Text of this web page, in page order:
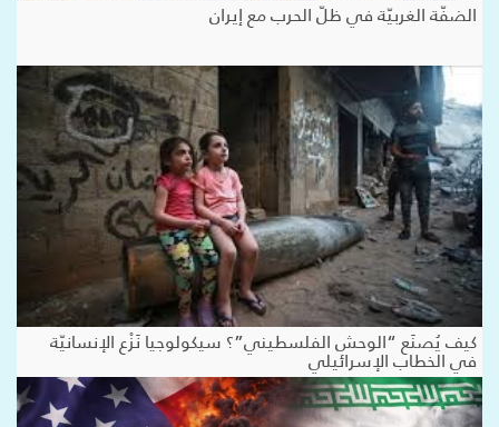
الضفّة الغربيّة في ظلّ الحرب مع إيران
كيف يُصنَع “الوحش الفلسطيني”؟ سيكولوجيا نَزْع الإنسانيّة
في الخطاب الإسرائيلي